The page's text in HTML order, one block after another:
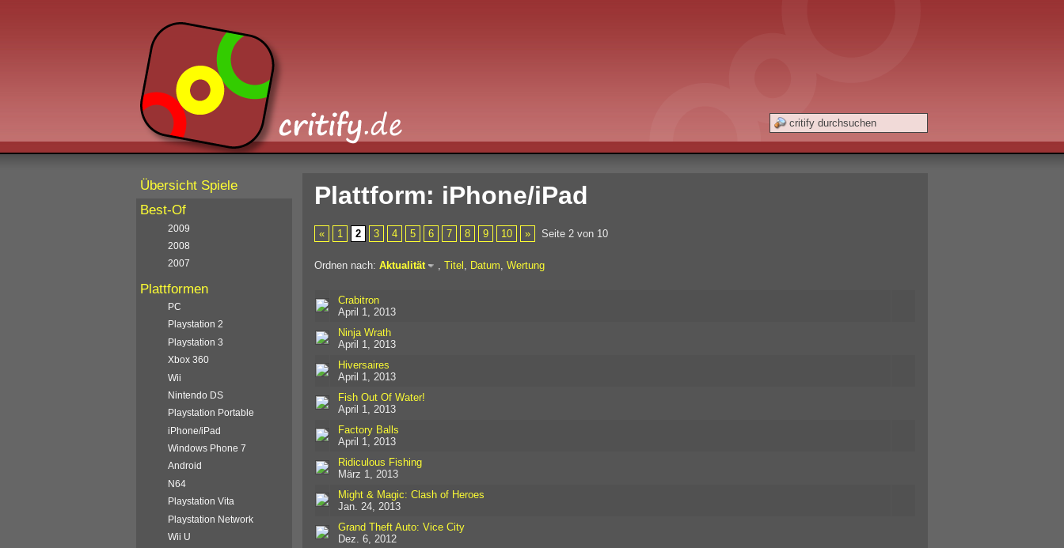
Plattform: iPhone/iPad
« 1 2 3 4 5 6 7 8 9 10 » Seite 2 von 10
Ordnen nach: Aktualität Titel Datum Wertung
Crabitron
April 1, 2013
Ninja Wrath
April 1, 2013
Hiversaires
April 1, 2013
Fish Out Of Water!
April 1, 2013
Factory Balls
April 1, 2013
Ridiculous Fishing
März 1, 2013
Might & Magic: Clash of Heroes
Jan. 24, 2013
Grand Theft Auto: Vice City
Dez. 6, 2012
Übersicht Spiele
Best-Of
2009
2008
2007
Plattformen
PC
Playstation 2
Playstation 3
Xbox 360
Wii
Nintendo DS
Playstation Portable
iPhone/iPad
Windows Phone 7
Android
N64
Playstation Vita
Playstation Network
Wii U